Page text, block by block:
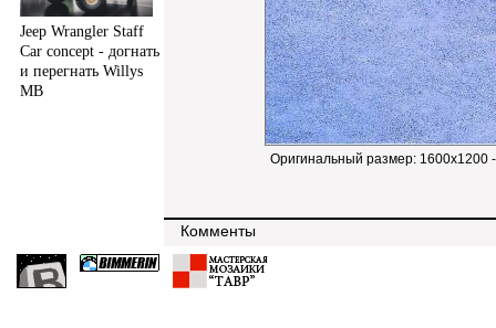
Jeep Wrangler Staff
Car concept - догнать
и перегнать Willys
MB
Оригинальный размер: 1600x1200
Комменты